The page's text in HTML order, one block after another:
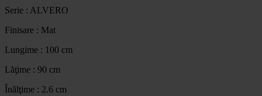
Serie : ALVERO
Finisare : Mat
Lungime : 100 cm
Lăţime : 90 cm
Înălţime : 2.6 cm